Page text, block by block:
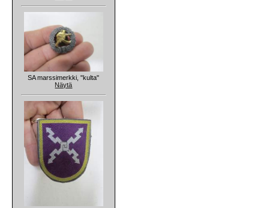
SA marssimerkki, "kulta"
Näytä